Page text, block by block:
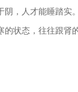
阴，人才能睡踏实
的状态，往往跟肾